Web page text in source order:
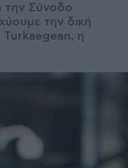
την Σύνοδο
την δική
Turkaegean, η